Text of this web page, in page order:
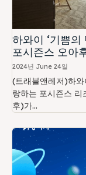
하와이 ‘기쁨의
포시즌스 오아
2024년 June 24일
(트래블앤레저)하
랑하는 포시즌스
후)가...